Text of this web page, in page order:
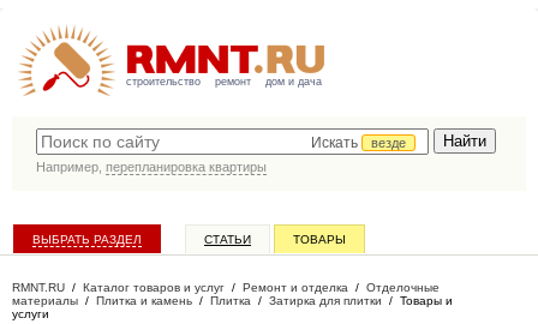
строительство ремонт дом и дача
Искать
везде
Например, перепланировка квартиры
ВЫБРАТЬ РАЗДЕЛ СТАТЬИ ТОВАРЫ
RMNT.RU / Каталог товаров и услуг / Ремонт и отделка / Отделочные
материалы / Плитка и камень / Плитка / Затирка для плитки / Товары и
услуги